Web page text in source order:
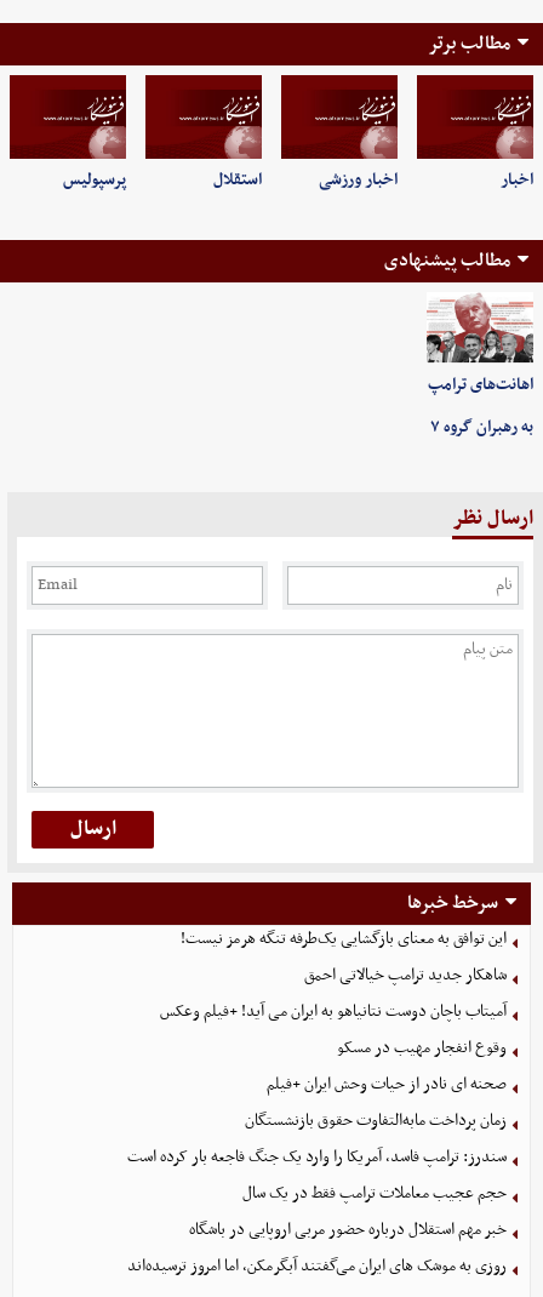
مطالب برتر
اخبار اخبار ورزشی استقلال پرسپولیس
مطالب پیشنهادی
اهانت‌های ترامپ
به رهبران گروه ۷
ارسال نظر
سرخط خبرها
این توافق به معنای بازگشایی یک‌طرفه تنگه هرمز نیست!
شاهکار جدید ترامپ خیالاتی احمق
آمیتاب باچان دوست نتانیاهو به ایران می آید! +فیلم وعکس
وقوع انفجار مهیب در مسکو
صحنه ای نادر از حیات وحش ایران +فیلم
زمان پرداخت مابه‌التفاوت حقوق بازنشستگان
سندرز: ترامپ فاسد، آمریکا را وارد یک جنگ فاجعه بار کرده است
حجم عجیب معاملات ترامپ فقط در یک سال
خبر مهم استقلال درباره حضور مربی اروپایی در باشگاه
روزی به موشک‌ های ایران می‌گفتند آبگرمکن، اما امروز ترسیده‌اند